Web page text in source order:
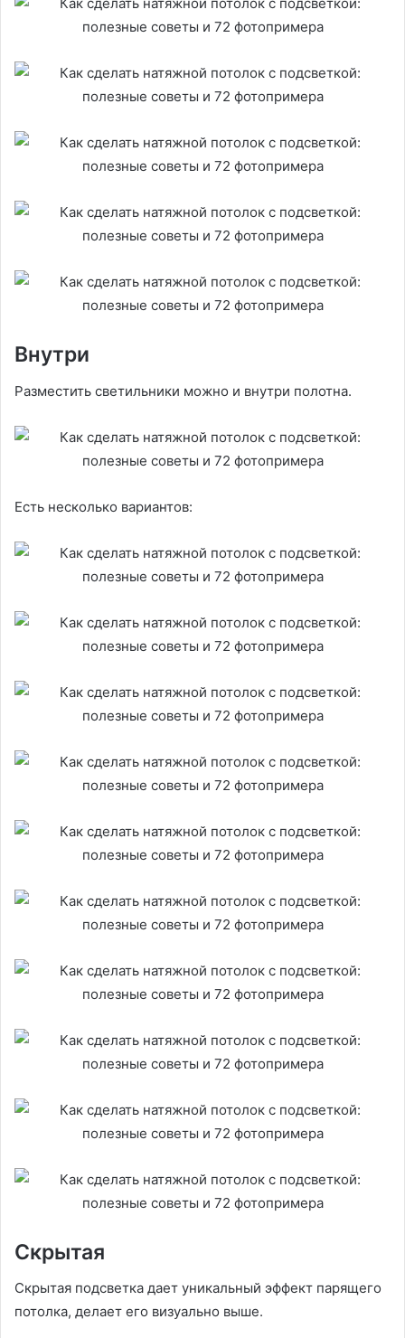
Внутри
Разместить светильники можно и внутри полотна.
Есть несколько вариантов:
Скрытая
Скрытая подсветка дает уникальный эффект парящего
потолка, делает его визуально выше.